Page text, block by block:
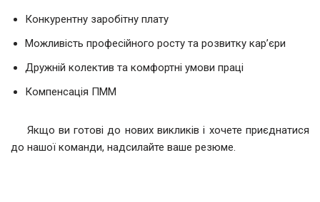
Конкурентну заробітну плату
Можливість професійного росту та розвитку кар’єри
Дружній колектив та комфортні умови праці
Компенсація ПММ
Якщо ви готові до нових викликів і хочете приєднатися
до нашої команди, надсилайте ваше резюме.